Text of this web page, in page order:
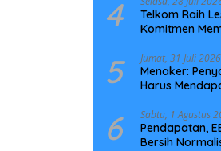
4
Telkom Raih
Komitmen
5 Jumat, 31 Juli 2026
Menaker:
Harus
6 Sabtu, 1 Agustus
Pendapatan,
Bersih